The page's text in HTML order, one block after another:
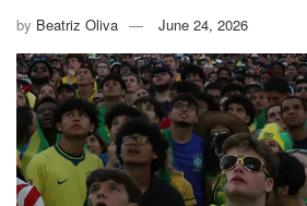
by Beatriz Oliva June 24, 2026